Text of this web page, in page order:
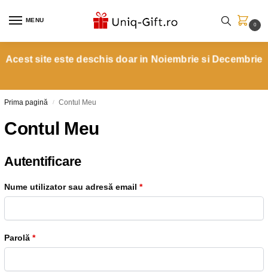
MENU
0
Acest site este deschis doar in Noiembrie si Decembrie
Prima pagină / Contul Meu
Contul Meu
Autentificare
Nume utilizator sau adresă email *
Parolă *